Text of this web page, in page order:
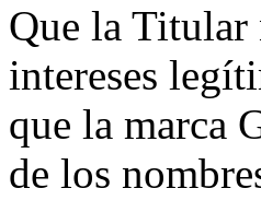
Que la Titular
intereses
que la marca
de los